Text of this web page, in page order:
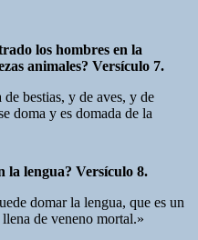
los hombres en la
animales? Versículo 7.
bestias, y de aves, y de
doma y es domada de la
la lengua? Versículo 8.
domar la lengua, que es un
de veneno mortal.»